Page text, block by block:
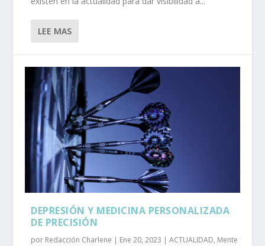
LEE MAS
DEPRESIÓN Y MEDICINA PERSONALIZADA
DE PRECISIÓN
por Redacción Charlene | Ene 20, 2023 |ACTUALIDAD, Mente